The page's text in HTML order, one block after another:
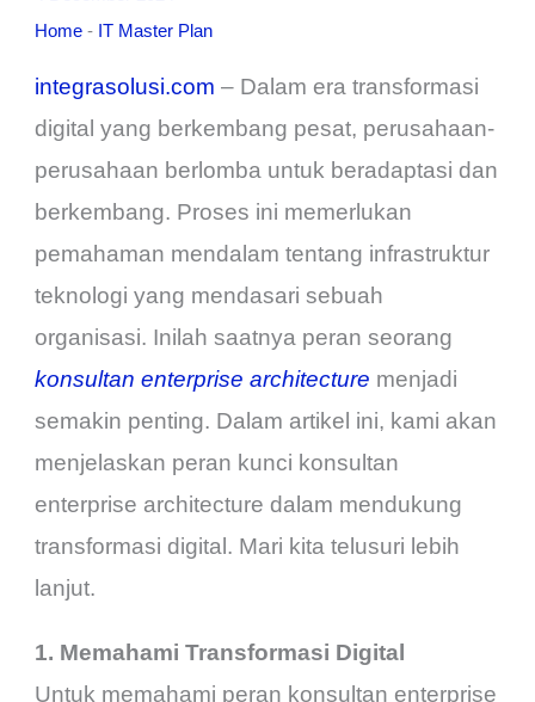
Home - IT Master Plan
integrasolusi.com – Dalam era transformasi
digital yang berkembang pesat, perusahaan-
perusahaan berlomba untuk beradaptasi dan
berkembang. Proses ini memerlukan
pemahaman mendalam tentang infrastruktur
teknologi yang mendasari sebuah
organisasi. Inilah saatnya peran seorang
konsultan enterprise architecture menjadi
semakin penting. Dalam artikel ini, kami akan
menjelaskan peran kunci konsultan
enterprise architecture dalam mendukung
transformasi digital. Mari kita telusuri lebih
lanjut.
1. Memahami Transformasi Digital
Untuk memahami peran konsultan enterprise